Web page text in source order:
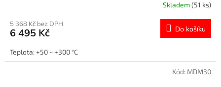
Skladem(51 ks)
5 368 Kč bez DPH
6 495 Kč Do košíku
Teplota: +50 ~ +300 °C
Kód: MDM30